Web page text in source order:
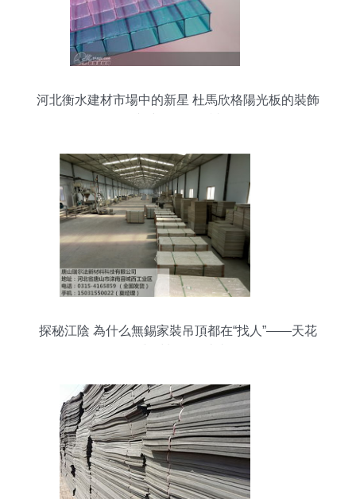
河北衡水建材市場中的新星 杜馬欣格陽光板的裝飾
探秘江陰 為什么無錫家裝吊頂都在“找人”——天花